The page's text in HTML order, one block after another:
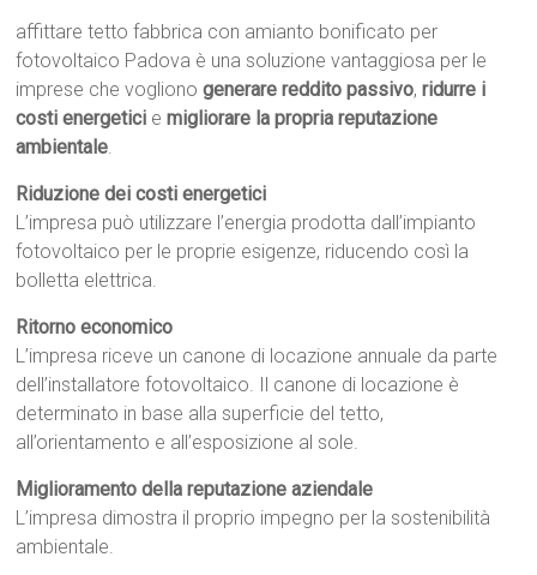
affittare tetto fabbrica con amianto bonificato per
fotovoltaico Padova è una soluzione vantaggiosa per le
imprese che voglionogenerare reddito passivo,ridurre i
costi energetici emigliorare la propria reputazione
ambientale.
Riduzione dei costi energetici
L’impresa può utilizzare l’energia prodotta dall’impianto
fotovoltaico per le proprie esigenze, riducendo così la
bolletta elettrica.
Ritorno economico
L’impresa riceve un canone di locazione annuale da parte
dell’installatore fotovoltaico. Il canone di locazione è
determinato in base alla superficie del tetto,
all’orientamento e all’esposizione al sole.
Miglioramento della reputazione aziendale
L’impresa dimostra il proprio impegno per la sostenibilità
ambientale.